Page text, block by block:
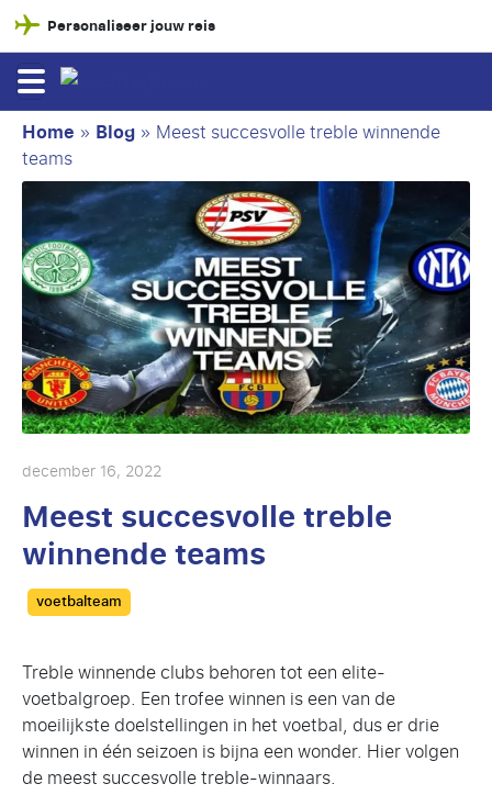
Personaliseer jouw reis
Home » Blog » Meest succesvolle treble winnende
teams
december 16, 2022
Meest succesvolle treble
winnende teams
Categories
voetbalteam
Treble winnende clubs behoren tot een elite-
voetbalgroep. Een trofee winnen is een van de
moeilijkste doelstellingen in het voetbal, dus er drie
winnen in één seizoen is bijna een wonder. Hier volgen
de meest succesvolle treble-winnaars.